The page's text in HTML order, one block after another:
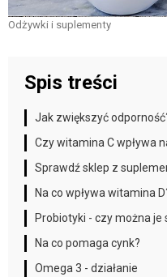
Odżywki i suplementy
Spis treści
Jak zwiększyć
Czy witamina C wpływa
Sprawdź sklep z
Na co wpływa witamina
Probiotyki - czy można
Na co pomaga cynk?
Omega 3 - działanie